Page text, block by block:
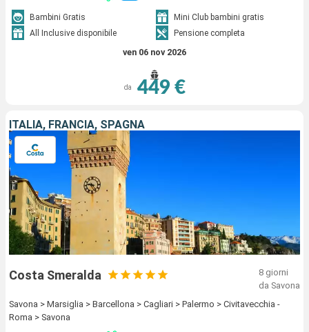
Bambini Gratis
Mini Club bambini gratis
All Inclusive disponibile
Pensione completa
ven 06 nov 2026
da 449 €
ITALIA, FRANCIA, SPAGNA
Costa Smeralda
8 giorni
da Savona
Savona > Marsiglia > Barcellona > Cagliari > Palermo > Civitavecchia -
Roma > Savona